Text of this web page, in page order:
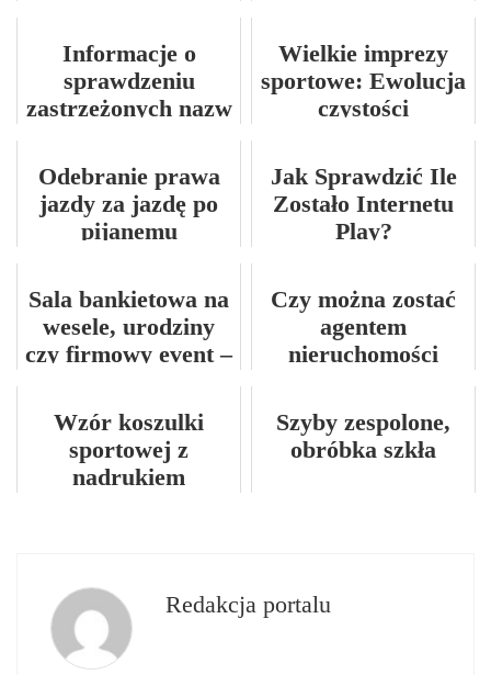
inwestycję dla
domu
Informacje o
sprawdzeniu
zastrzeżonych nazw
Wielkie imprezy
sportowe: Ewolucja
czystości
Odebranie prawa
jazdy za jazdę po
pijanemu
Jak Sprawdzić Ile
Zostało Internetu
Play?
Sala bankietowa na
wesele, urodziny
czy firmowy event –
miejsce?
Czy można zostać
agentem
nieruchomości
Wzór koszulki
sportowej z
nadrukiem
Szyby zespolone,
obróbka szkła
Redakcja portalu